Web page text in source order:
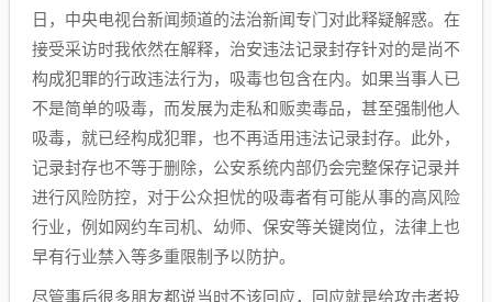
日，中央电视台新闻频道的法治新闻专门对此释疑解惑。在
接受采访时我依然在解释，治安违法记录封存针对的是尚不
构成犯罪的行政违法行为，吸毒也包含在内。如果当事人已
不是简单的吸毒，而发展为走私和贩卖毒品，甚至强制他人
吸毒，就已经构成犯罪，也不再适用违法记录封存。此外，
记录封存也不等于删除，公安系统内部仍会完整保存记录并
进行风险防控，对于公众担忧的吸毒者有可能从事的高风险
行业，例如网约车司机、幼师、保安等关键岗位，法律上也
早有行业禁入等多重限制予以防护。
尽管事后很多朋友都说当时不该回应，回应就是给攻击者投